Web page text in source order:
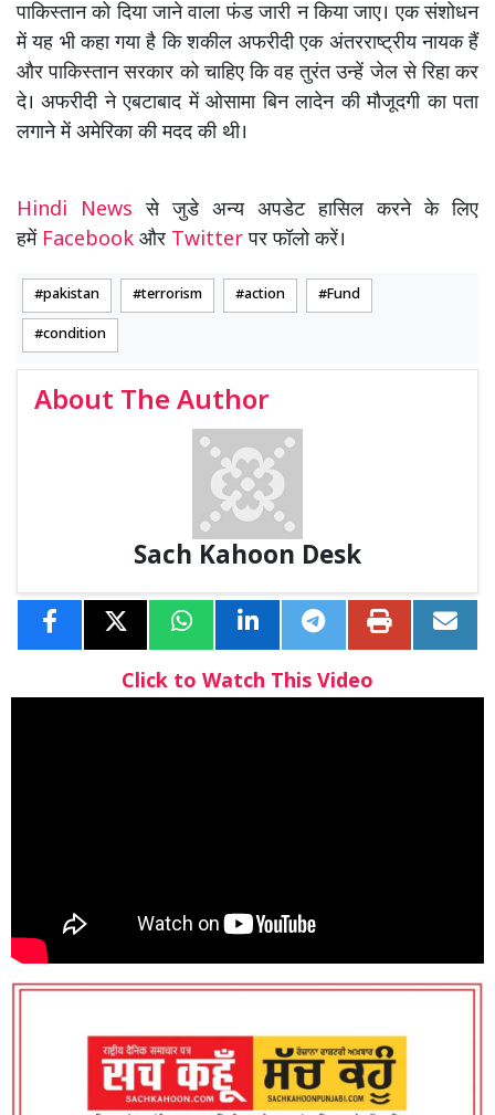
पाकिस्तान को दिया जाने वाला फंड जारी न किया जाए। एक संशोधन
में यह भी कहा गया है कि शकील अफरीदी एक अंतरराष्ट्रीय नायक हैं
और पाकिस्तान सरकार को चाहिए कि वह तुरंत उन्हें जेल से रिहा कर
दे। अफरीदी ने एबटाबाद में ओसामा बिन लादेन की मौजूदगी का पता
लगाने में अमेरिका की मदद की थी।
Hindi Newsसे जुडे अन्य अपडेट हासिल करने के लिए
हमें Facebook और Twitterपर फॉलो करें।
pakistan terrorism action Fund
condition
About The Author
Sach Kahoon Desk
Click to Watch This Video